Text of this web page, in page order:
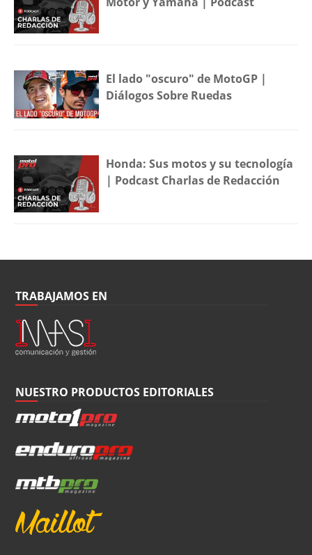
El lado "oscuro" de MotoGP |
Diálogos Sobre Ruedas
Honda: Sus motos y su tecnología
| Podcast Charlas de Redacción
TRABAJAMOS EN
NUESTRO PRODUCTOS EDITORIALES